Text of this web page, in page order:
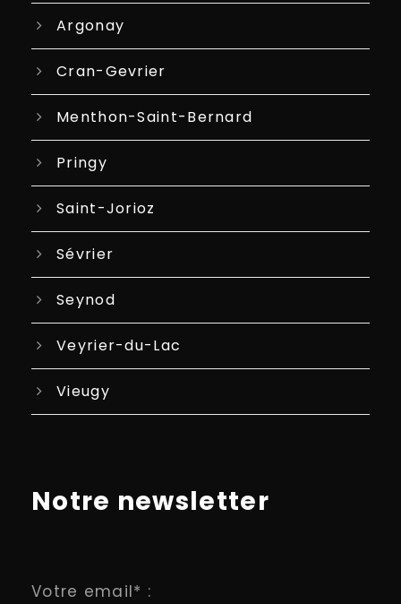
Argonay
Cran-Gevrier
Menthon-Saint-Bernard
Pringy
Saint-Jorioz
Sévrier
Seynod
Veyrier-du-Lac
Vieugy
Notre newsletter
Votre email* :